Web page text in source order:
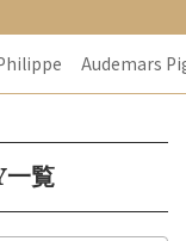
Audemars
覧